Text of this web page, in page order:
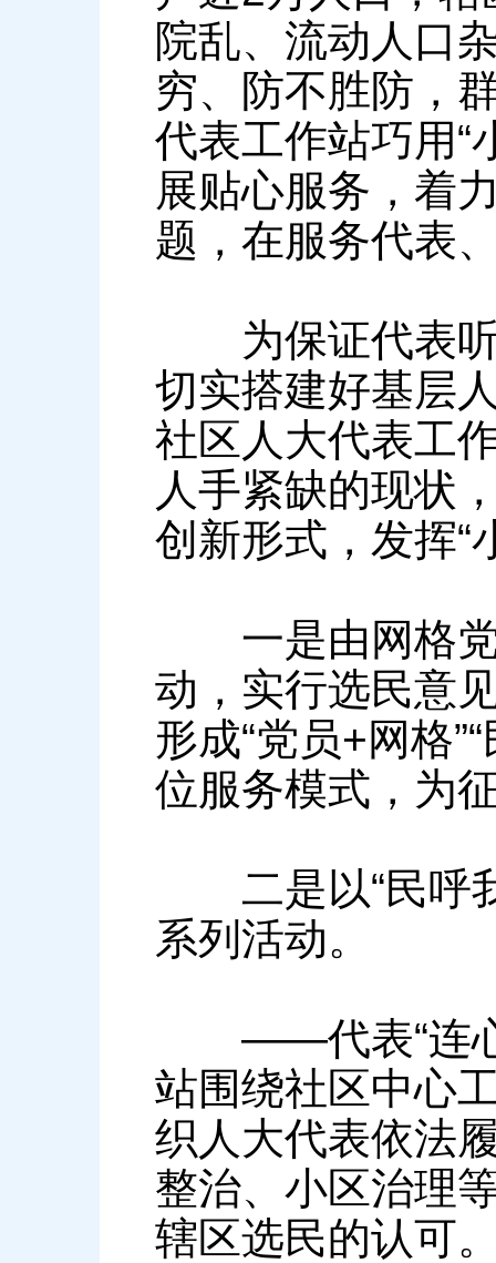
院乱、流动人口
穷、防不胜防，
代表工作站巧用“
展贴心服务，着
题，在服务代表
为保证代表听
切实搭建好基层
社区人大代表工
人手紧缺的现状
创新形式，发挥“
一是由网格党
动，实行选民意
形成“党员+网格
位服务模式，为
二是以“民呼我
系列活动。
——代表“连心
站围绕社区中心
织人大代表依法
整治、小区治理
辖区选民的认可